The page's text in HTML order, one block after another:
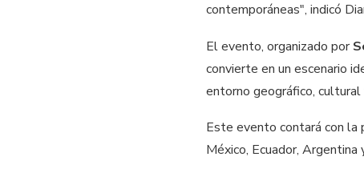
contemporáneas", indicó
El evento, organizado por
convierte en un escenario
entorno geográfico, cultural
Este evento contará con la
México, Ecuador,